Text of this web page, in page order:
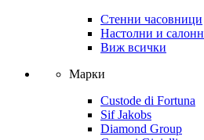
Стенни часовници
Настолни и
Виж всички
Марки
Custode di Fortuna
Sif Jakobs
Diamond Group